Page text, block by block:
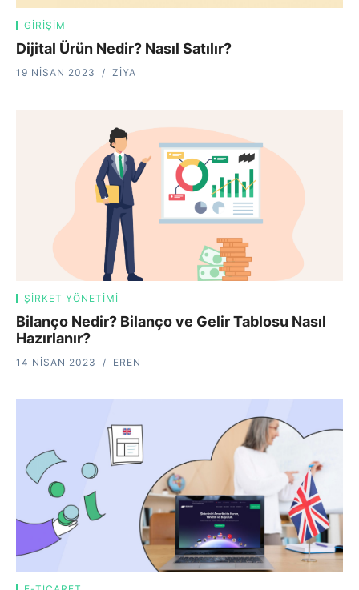
GIRIŞIM
Dijital Ürün Nedir? Nasıl Satılır?
19 NISAN 2023 ZIYA
ŞIRKET YÖNETIMI
Bilanço Nedir? Bilanço ve Gelir Tablosu Nasıl
Hazırlanır?
14 NISAN 2023 EREN